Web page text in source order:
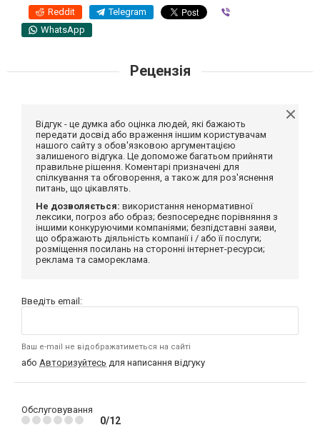
Reddit Telegram
WhatsApp
Рецензія
Відгук - це думка або оцінка людей, які бажають
передати досвід або враження іншим користувачам
нашого сайту з обов'язковою аргументацією
залишеного відгука. Це допоможе багатьом прийняти
правильне рішення. Коментарі призначені для
спілкування та обговорення, а також для роз'яснення
питань, що цікавлять.
Не дозволяється: використання ненормативної
лексики, погроз або образ; безпосереднє порівняння з
іншими конкуруючими компаніями; безпідставні заяви,
що ображають діяльність компанії і / або її послуги;
розміщення посилань на сторонні інтернет-ресурси;
реклама та самореклама.
Введіть email:
Ваш e-mail не відображатиметься на сайті
або Авторизуйтесь для написання відгуку
Обслуговування
0/12